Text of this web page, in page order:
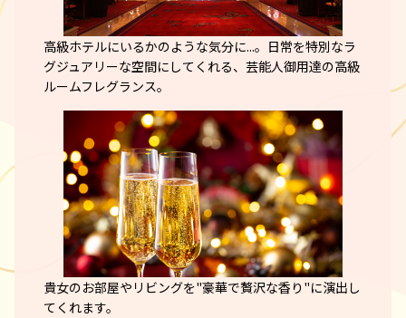
高級ホテルにいるかのような気分に...。日常を特別なラ
グジュアリーな空間にしてくれる、芸能人御用達の高級
ルームフレグランス。
貴女のお部屋やリビングを"豪華で贅沢な香り"に演出し
てくれます。